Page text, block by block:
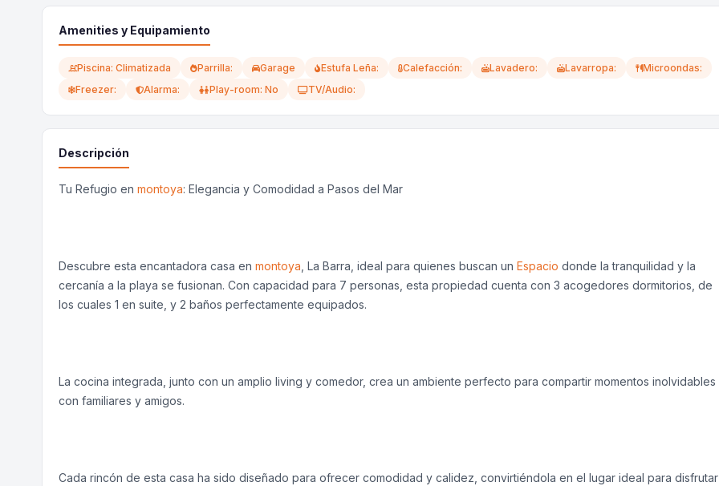
Amenities y Equipamiento
Piscina: Climatizada Parrilla: Garage Estufa Leña: Calefacción: Lavadero: Lavarropa:
Microondas:
Freezer:
Alarma: Play-room: No TV/Audio:
Descripción
Tu Refugio en montoya: Elegancia y Comodidad a Pasos del Mar
Descubre esta encantadora casa en montoya , La Barra, ideal para quienes buscan un Espacio donde la tranquilidad y la
cercanía a la playa se fusionan. Con capacidad para 7 personas, esta propiedad cuenta con 3 acogedores dormitorios, de
los cuales 1 en suite, y 2 baños perfectamente equipados.
La cocina integrada, junto con un amplio living y comedor, crea un ambiente perfecto para compartir momentos inolvidables
con familiares y amigos.
Cada rincón de esta casa ha sido diseñado para ofrecer comodidad y calidez, convirtiéndola en el lugar ideal para disfrutar